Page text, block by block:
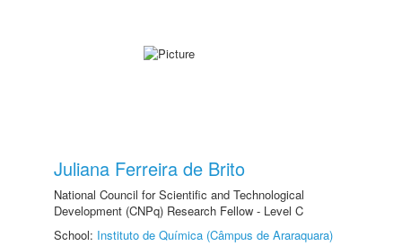
Juliana Ferreira de Brito
National Council for Scientific and Technological
Development (CNPq) Research Fellow - Level C
School: Instituto de Química (Câmpus de Araraquara)